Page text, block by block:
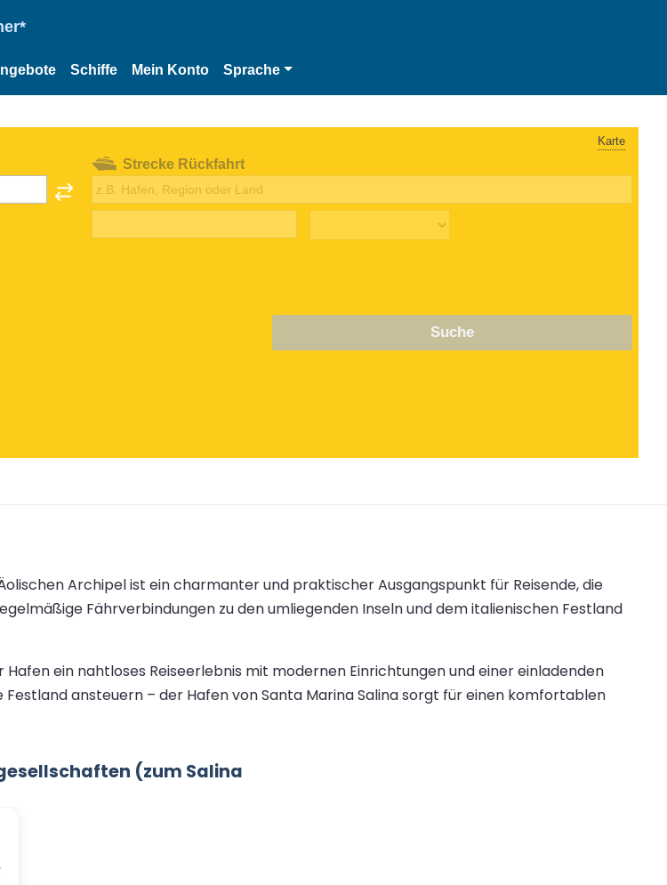
Schiffe Mein Konto Sprache
Karte
Strecke Rückfahrt
Suche
Archipel ist ein charmanter und praktischer Ausgangspunkt für Reisende, die
Fährverbindungen zu den umliegenden Inseln und dem italienischen Festland
ein nahtloses Reiseerlebnis mit modernen Einrichtungen und einer einladenden
ansteuern – der Hafen von Santa Marina Salina sorgt für einen komfortablen
(zum Salina